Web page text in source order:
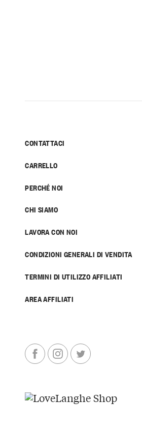
CONTATTACI
CARRELLO
PERCHÉ NOI
CHI SIAMO
LAVORA CON NOI
CONDIZIONI GENERALI DI VENDITA
TERMINI DI UTILIZZO AFFILIATI
AREA AFFILIATI